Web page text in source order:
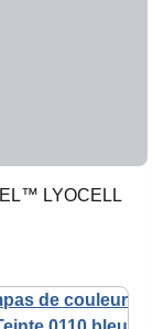
LYOCELL